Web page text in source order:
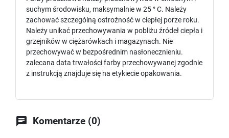
suchym środowisku, maksymalnie w 25 ° C. Należy
zachować szczególną ostrożność w ciepłej porze roku.
Należy unikać przechowywania w pobliżu źródeł ciepła i
grzejników w ciężarówkach i magazynach. Nie
przechowywać w bezpośrednim nasłonecznieniu.
zalecana data trwałości farby przechowywanej zgodnie
z instrukcją znajduje się na etykiecie opakowania.
 Komentarze (0)